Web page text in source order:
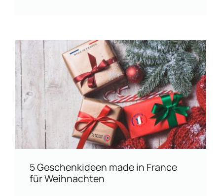
5 Geschenkideen made in France
für Weihnachten